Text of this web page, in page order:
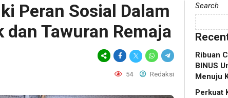
Peran Sosial Dalam
Tawuran Remaja
54 Redaksi
Search
Ribuan
BINUS
Menuju
Perkuat